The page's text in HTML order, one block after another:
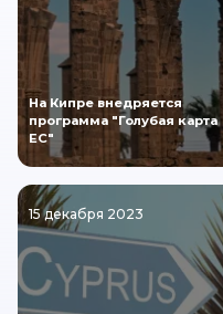
На Кипре внедряется
программа "Голубая карта
ЕС"
15 декабря 2023